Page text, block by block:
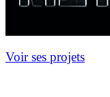
Voir ses projets